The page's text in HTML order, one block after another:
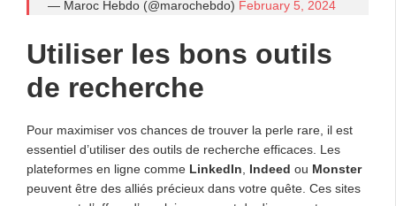
— Maroc Hebdo (@marochebdo) February 5, 2024
Utiliser les bons outils
de recherche
Pour maximiser vos chances de trouver la perle rare, il est
essentiel d’utiliser des outils de recherche efficaces. Les
plateformes en ligne comme LinkedIn Indeed ou Monster
peuvent être des alliés précieux dans votre quête. Ces sites